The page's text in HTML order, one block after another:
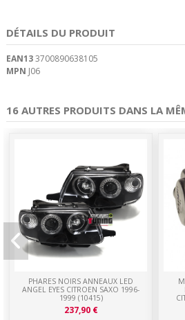
DÉTAILS DU PRODUIT
EAN133700890638105
MPN J06
16 AUTRES PRODUITS DANS LA
PHARES NOIRS ANNEAUX LED
ANGEL EYES CITROEN SAXO 1996-
1999 (10415)
237,90 €